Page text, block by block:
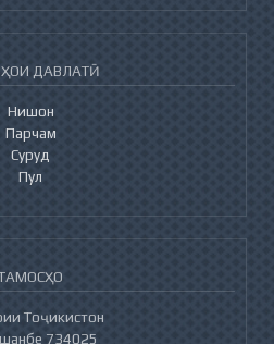
ДАВЛАТӢ
Нишон
Парчам
Суруд
Пул
Тоҷикистон
734025